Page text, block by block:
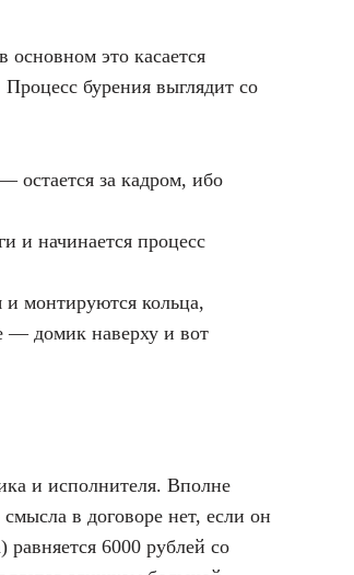
это касается
бурения выглядит со
остается за кадром, ибо
и начинается процесс
монтируются кольца,
— домик наверху и вот
и исполнителя. Вполне
в договоре нет, если он
равняется 6000 рублей со